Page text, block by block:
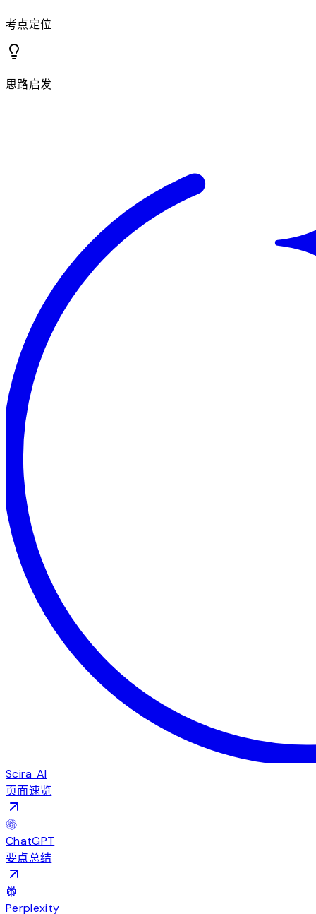
考点定位
思路启发
Scira AI
页面速览
ChatGPT
要点总结
Perplexity